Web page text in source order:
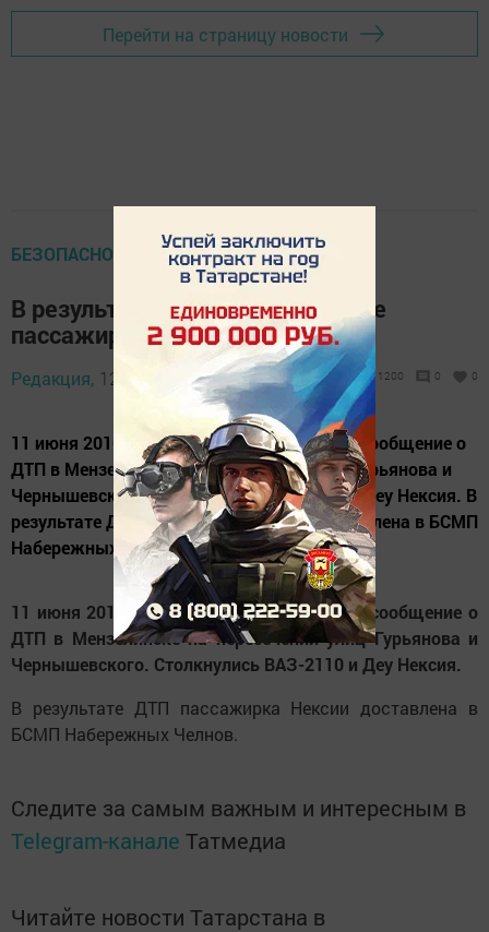
Перейти на страницу новости
БЕЗОПАСНОСТЬ НА ДОРОГЕ
В результате ДТП в Мензелинске
пассажирка доставлена в БСМП
Редакция, 12 июня 2016 - 05:19 1200 0 0
11 июня 2016 года спасателям поступило сообщение о
ДТП в Мензелинске на пересечении улиц Гурьянова и
Чернышевского. Столкнулись ВАЗ-2110 и Деу Нексия. В
результате ДТП пассажирка Нексии доставлена в БСМП
Набережных Челнов.
11 июня 2016 года спасателям поступило сообщение о
ДТП в Мензелинске на пересечении улиц Гурьянова и
Чернышевского. Столкнулись ВАЗ-2110 и Деу Нексия.
В результате ДТП пассажирка Нексии доставлена в
БСМП Набережных Челнов.
Следите за самым важным и интересным в
Telegram-канале Татмедиа
Читайте новости Татарстана в